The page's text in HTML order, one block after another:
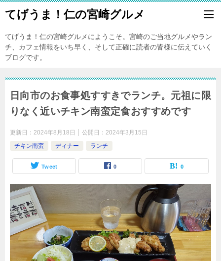
てげうま！仁の宮崎グルメ
てげうま！仁の宮崎グルメにようこそ。宮崎のご当地グルメやラン
チ、カフェ情報をいち早く、そして正確に読者の皆様に伝えていく
ブログです。
日向市のお食事処すすきでランチ。元祖に限
りなく近いチキン南蛮定食おすすめです
更新日： 2024年8月18日 公開日： 2024年3月15日
チキン南蛮
ディナー ランチ
Tweet 0 0